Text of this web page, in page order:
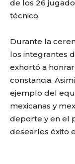
de los 26
técnico.
Durante la
los integrantes
exhortó a
constancia.
ejemplo del
mexicanas y
deporte y en el
desearles éxito